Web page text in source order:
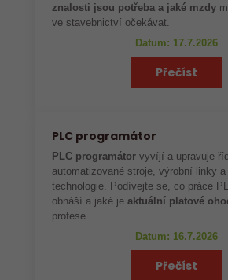
znalosti jsou potřeba a jaké mzdy
ve stavebnictví očekávat.
Datum: 17.7.2026
Přečíst
PLC programátor
PLC programátor vyvíjí a upravuje
automatizované stroje, výrobní linky
technologie. Podívejte se, co práce
obnáší a jaké je aktuální platové
profese.
Datum: 16.7.2026
Přečíst